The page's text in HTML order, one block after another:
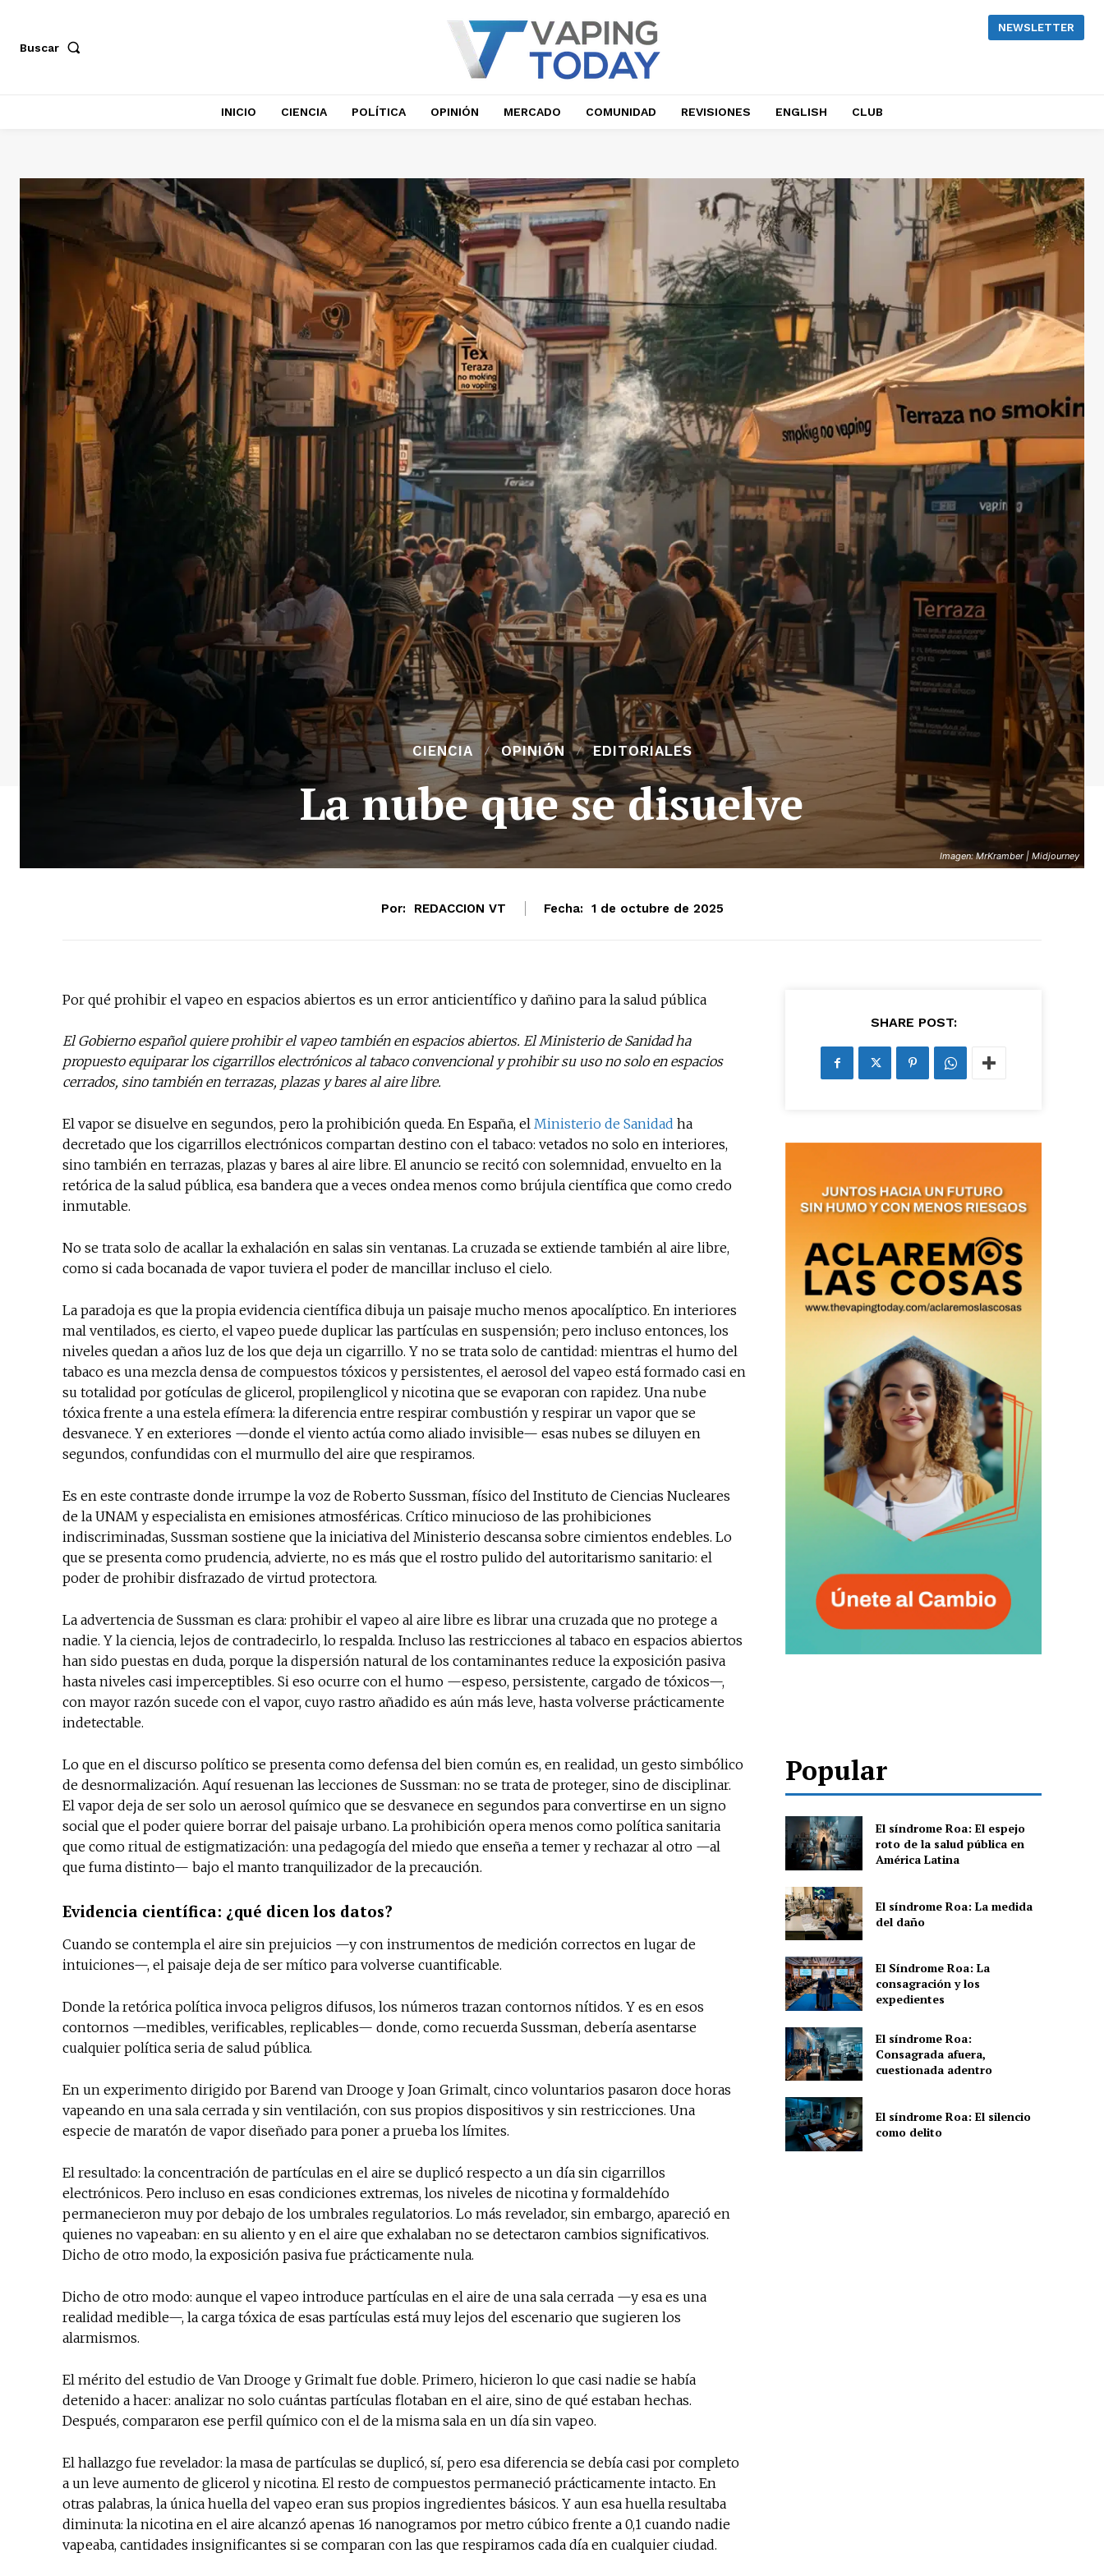
No te pierdas de las últimas
Suscríbete a nuestro boletín diario y recibe todas las
noticias del vapeo y la reducción de daños en tu correo
Subscribe to our daily clipping and receive all the news
of vaping and tobacco harm reduction in your email.
SUBSCRIBIRSE
Buscar
NEWSLETTER
INICIO CIENCIA POLÍTICA OPINIÓN MERCADO COMUNIDAD REVISIONES ENGLISH CLUB
Imagen: MrKramber | Midjourney
CIENCIA OPINIÓN EDITORIALES
La nube que se disuelve
Por: REDACCION VT Fecha: 1 de octubre de 2025
Por qué prohibir el vapeo en espacios abiertos es un error anticientífico y dañino para la salud pública
El Gobierno español quiere prohibir el vapeo también en espacios abiertos. El Ministerio de Sanidad ha
propuesto equiparar los cigarrillos electrónicos al tabaco convencional y prohibir su uso no solo en espacios
cerrados, sino también en terrazas, plazas y bares al aire libre.
El vapor se disuelve en segundos, pero la prohibición queda. En España, el Ministerio de Sanidad ha
decretado que los cigarrillos electrónicos compartan destino con el tabaco: vetados no solo en interiores,
sino también en terrazas, plazas y bares al aire libre. El anuncio se recitó con solemnidad, envuelto en la
retórica de la salud pública, esa bandera que a veces ondea menos como brújula científica que como credo
inmutable.
No se trata solo de acallar la exhalación en salas sin ventanas. La cruzada se extiende también al aire libre,
como si cada bocanada de vapor tuviera el poder de mancillar incluso el cielo.
La paradoja es que la propia evidencia científica dibuja un paisaje mucho menos apocalíptico. En interiores
mal ventilados, es cierto, el vapeo puede duplicar las partículas en suspensión; pero incluso entonces, los
niveles quedan a años luz de los que deja un cigarrillo. Y no se trata solo de cantidad: mientras el humo del
tabaco es una mezcla densa de compuestos tóxicos y persistentes, el aerosol del vapeo está formado casi en
su totalidad por gotículas de glicerol, propilenglicol y nicotina que se evaporan con rapidez. Una nube
tóxica frente a una estela efímera: la diferencia entre respirar combustión y respirar un vapor que se
desvanece. Y en exteriores —donde el viento actúa como aliado invisible— esas nubes se diluyen en
segundos, confundidas con el murmullo del aire que respiramos.
Es en este contraste donde irrumpe la voz de Roberto Sussman, físico del Instituto de Ciencias Nucleares
de la UNAM y especialista en emisiones atmosféricas. Crítico minucioso de las prohibiciones
indiscriminadas, Sussman sostiene que la iniciativa del Ministerio descansa sobre cimientos endebles. Lo
que se presenta como prudencia, advierte, no es más que el rostro pulido del autoritarismo sanitario: el
poder de prohibir disfrazado de virtud protectora.
La advertencia de Sussman es clara: prohibir el vapeo al aire libre es librar una cruzada que no protege a
nadie. Y la ciencia, lejos de contradecirlo, lo respalda. Incluso las restricciones al tabaco en espacios abiertos
han sido puestas en duda, porque la dispersión natural de los contaminantes reduce la exposición pasiva
hasta niveles casi imperceptibles. Si eso ocurre con el humo —espeso, persistente, cargado de tóxicos—,
con mayor razón sucede con el vapor, cuyo rastro añadido es aún más leve, hasta volverse prácticamente
indetectable.
Lo que en el discurso político se presenta como defensa del bien común es, en realidad, un gesto simbólico
de desnormalización. Aquí resuenan las lecciones de Sussman: no se trata de proteger, sino de disciplinar.
El vapor deja de ser solo un aerosol químico que se desvanece en segundos para convertirse en un signo
social que el poder quiere borrar del paisaje urbano. La prohibición opera menos como política sanitaria
que como ritual de estigmatización: una pedagogía del miedo que enseña a temer y rechazar al otro —al
que fuma distinto— bajo el manto tranquilizador de la precaución.
Evidencia científica: ¿qué dicen los datos?
Cuando se contempla el aire sin prejuicios —y con instrumentos de medición correctos en lugar de
intuiciones—, el paisaje deja de ser mítico para volverse cuantificable.
Donde la retórica política invoca peligros difusos, los números trazan contornos nítidos. Y es en esos
contornos —medibles, verificables, replicables— donde, como recuerda Sussman, debería asentarse
cualquier política seria de salud pública.
En un experimento dirigido por Barend van Drooge y Joan Grimalt, cinco voluntarios pasaron doce horas
vapeando en una sala cerrada y sin ventilación, con sus propios dispositivos y sin restricciones. Una
especie de maratón de vapor diseñado para poner a prueba los límites.
El resultado: la concentración de partículas en el aire se duplicó respecto a un día sin cigarrillos
electrónicos. Pero incluso en esas condiciones extremas, los niveles de nicotina y formaldehído
permanecieron muy por debajo de los umbrales regulatorios. Lo más revelador, sin embargo, apareció en
quienes no vapeaban: en su aliento y en el aire que exhalaban no se detectaron cambios significativos.
Dicho de otro modo, la exposición pasiva fue prácticamente nula.
Dicho de otro modo: aunque el vapeo introduce partículas en el aire de una sala cerrada —y esa es una
realidad medible—, la carga tóxica de esas partículas está muy lejos del escenario que sugieren los
alarmismos.
El mérito del estudio de Van Drooge y Grimalt fue doble. Primero, hicieron lo que casi nadie se había
detenido a hacer: analizar no solo cuántas partículas flotaban en el aire, sino de qué estaban hechas.
Después, compararon ese perfil químico con el de la misma sala en un día sin vapeo.
El hallazgo fue revelador: la masa de partículas se duplicó, sí, pero esa diferencia se debía casi por completo
a un leve aumento de glicerol y nicotina. El resto de compuestos permaneció prácticamente intacto. En
otras palabras, la única huella del vapeo eran sus propios ingredientes básicos. Y aun esa huella resultaba
diminuta: la nicotina en el aire alcanzó apenas 16 nanogramos por metro cúbico frente a 0,1 cuando nadie
vapeaba, cantidades insignificantes si se comparan con las que respiramos cada día en cualquier ciudad.
SHARE POST:
Popular
El síndrome Roa: El espejo
roto de la salud pública en
América Latina
El síndrome Roa: La medida
del daño
El Síndrome Roa: La
consagración y los
expedientes
El síndrome Roa:
Consagrada afuera,
cuestionada adentro
El síndrome Roa: El silencio
como delito